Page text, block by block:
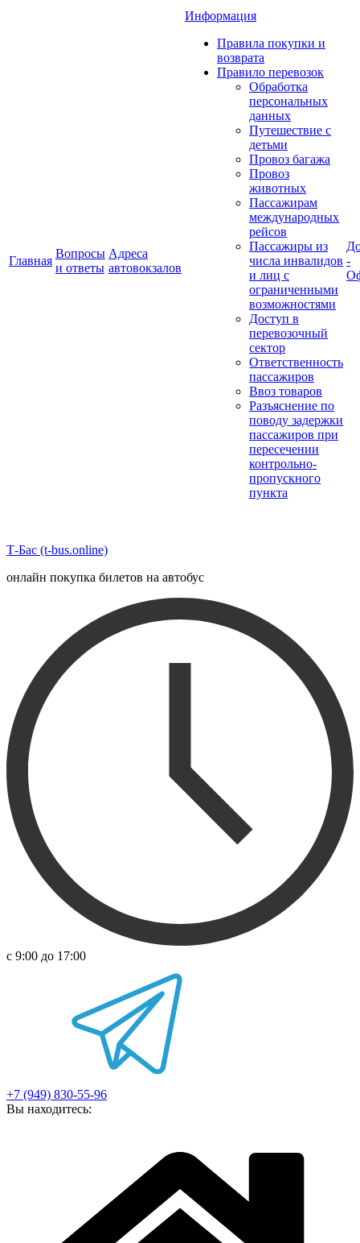
Главная
Вопросы
и ответы
Адреса
автовокзалов
Информация
Правила покупки и
возврата
Правило перевозок
Обработка
персональных
данных
Путешествие с
детьми
Провоз багажа
Провоз
животных
Пассажирам
международных
рейсов
Пассажиры из
числа инвалидов
и лиц с
ограниченными
возможностями
Доступ в
перевозочный
сектор
Ответственность
пассажиров
Ввоз товаров
Разъяснение по
поводу задержки
пассажиров при
пересечении
контрольно-
пропускного
пункта
-
Т-Бас (t-bus.online)
онлайн покупка билетов на автобус
с 9:00 до 17:00
+7 (949) 830-55-96
Вы находитесь: